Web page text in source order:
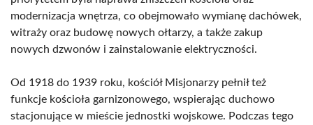
modernizacja wnętrza, co obejmowało wymianę dachówek,
witraży oraz budowę nowych ołtarzy, a także zakup
nowych dzwonów i zainstalowanie elektryczności.
Od 1918 do 1939 roku, kościół Misjonarzy pełnił też
funkcje kościoła garnizonowego, wspierając duchowo
stacjonujące w mieście jednostki wojskowe. Podczas tego